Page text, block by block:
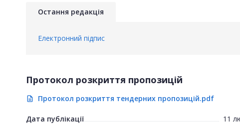
Остання редакція
Електронний підпис
Протокол розкриття пропозицій
description Протокол розкриття тендерних пропозицій.pdf
Дата публікації 11